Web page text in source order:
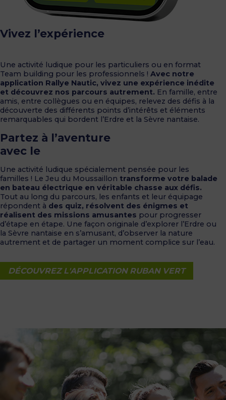
Vivez l’expérience
Une activité ludique pour les particuliers ou en format
Team building pour les professionnels ! Avec notre
application Rallye Nautic, vivez une expérience inédite
et découvrez nos parcours autrement. En famille, entre
amis, entre collègues ou en équipes, relevez des défis à la
découverte des différents points d’intérêts et éléments
remarquables qui bordent l’Erdre et la Sèvre nantaise.
Partez à l’aventure
avec le
Une activité ludique spécialement pensée pour les
familles ! Le Jeu du Moussaillon transforme votre balade
en bateau électrique en véritable chasse aux défis.
Tout au long du parcours, les enfants et leur équipage
répondent à des quiz, résolvent des énigmes et
réalisent des missions amusantes pour progresser
d’étape en étape. Une façon originale d’explorer l’Erdre ou
la Sèvre nantaise en s’amusant, d’observer la nature
autrement et de partager un moment complice sur l’eau.
DÉCOUVREZ L'APPLICATION RUBAN VERT